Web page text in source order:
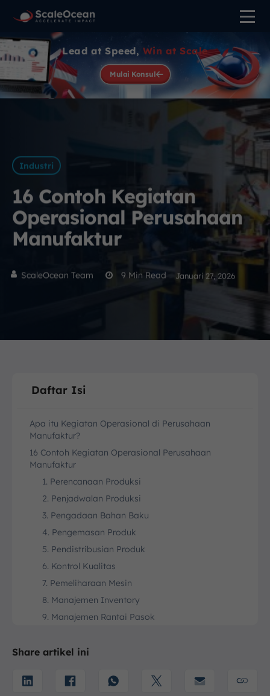
Lead at Speed, Win at Scale
Mulai Konsul
Industri
16 Contoh Kegiatan
Operasional Perusahaan
Manufaktur
ScaleOcean Team 9 Min Read Januari 27, 2026
Daftar Isi
Apa itu Kegiatan Operasional di Perusahaan
Manufaktur?
16 Contoh Kegiatan Operasional Perusahaan
Manufaktur
1. Perencanaan Produksi
2. Penjadwalan Produksi
3. Pengadaan Bahan Baku
4. Pengemasan Produk
5. Pendistribusian Produk
6. Kontrol Kualitas
7. Pemeliharaan Mesin
8. Manajemen Inventory
9. Manajemen Rantai Pasok
11. Penggunaan Teknologi Produksi
13. Optimalisasi Mesin, Material, dan Proses
Share artikel ini